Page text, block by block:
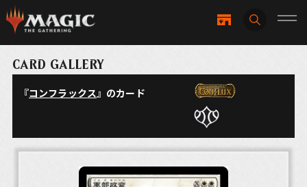
CARD GALLERY
『コンフラックス』のカード